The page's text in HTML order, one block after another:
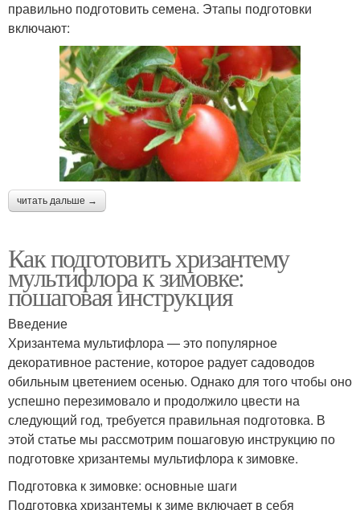
правильно подготовить семена. Этапы подготовки
включают:
читать дальше →
Как подготовить хризантему
мультифлора к зимовке:
пошаговая инструкция
Введение
Хризантема мультифлора — это популярное
декоративное растение, которое радует садоводов
обильным цветением осенью. Однако для того чтобы оно
успешно перезимовало и продолжило цвести на
следующий год, требуется правильная подготовка. В
этой статье мы рассмотрим пошаговую инструкцию по
подготовке хризантемы мультифлора к зимовке.
Подготовка к зимовке: основные шаги
Подготовка хризантемы к зиме включает в себя